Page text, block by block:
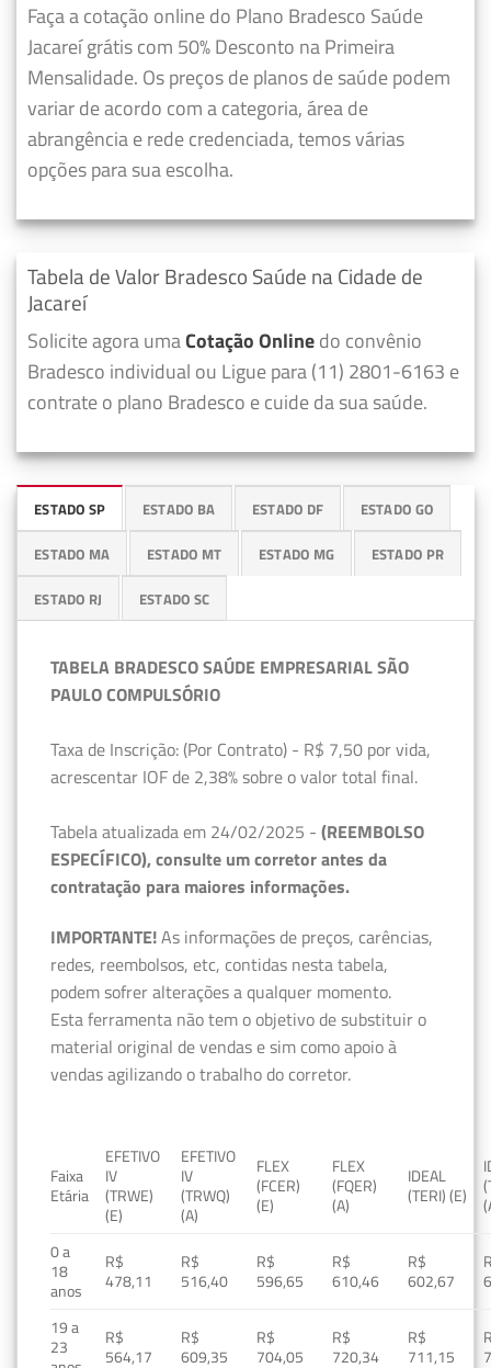
Faça a cotação online do Plano Bradesco Saúde
Jacareí grátis com 50% Desconto na Primeira
Mensalidade. Os preços de planos de saúde podem
variar de acordo com a categoria, área de
abrangência e rede credenciada, temos várias
opções para sua escolha.
Tabela de Valor Bradesco Saúde na Cidade de
Jacareí
Solicite agora umaCotação Onlinedo convênio
Bradesco individual ou Ligue para (11) 2801-6163 e
contrate o plano Bradesco e cuide da sua saúde.
ESTADO SP ESTADO BA ESTADO DF ESTADO GO
ESTADO MA ESTADO MT ESTADO MG ESTADO PR
ESTADO RJ ESTADO SC
TABELA BRADESCO SAÚDE EMPRESARIAL SÃO
PAULO COMPULSÓRIO
Taxa de Inscrição: (Por Contrato) - R$ 7,50 por vida,
acrescentar IOF de 2,38% sobre o valor total final.
Tabela atualizada em 24/02/2025 - (REEMBOLSO
ESPECÍFICO), consulte um corretor antes da
contratação para maiores informações.
IMPORTANTE!As informações de preços, carências,
redes, reembolsos, etc, contidas nesta tabela,
podem sofrer alterações a qualquer momento.
Esta ferramenta não tem o objetivo de substituir o
material original de vendas e sim como apoio à
vendas agilizando o trabalho do corretor.
Faixa
Etária
EFETIVO
IV
(TRWE)
(E)
EFETIVO
IV
(TRWQ)
(A)
FLEX
(FCER)
(E)
FLEX
(FQER)
(A)
IDEAL
(TERI) (E)
0 a
18
anos
R$
478,11
R$
516,40
R$
596,65
R$
610,46
R$
602,67
19 a
23
R$
564,17
R$
609,35
R$
704,05
R$
720,34
R$
711,15